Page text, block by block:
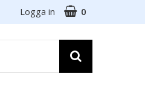
Logga in 0